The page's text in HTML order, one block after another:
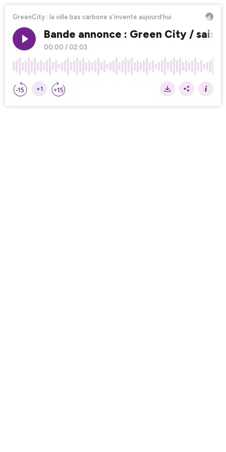
GreenCity : la ville bas carbone s'invente aujourd'hui
Bande annonce : Green City /
00:00 / 02:03
×1